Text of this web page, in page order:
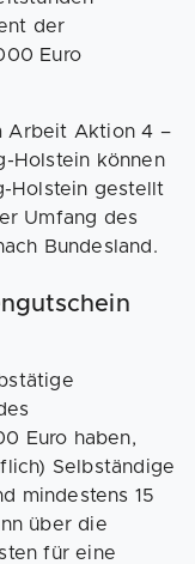
der
Euro
Arbeit Aktion 4 –
Holstein können
Holstein gestellt
Umfang des
Bundesland.
Euro haben,
Selbständige
mindestens 15
über die
für eine